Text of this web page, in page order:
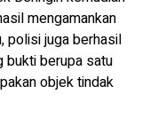
mengamankan
polisi juga berhasil
bukti berupa satu
objek tindak